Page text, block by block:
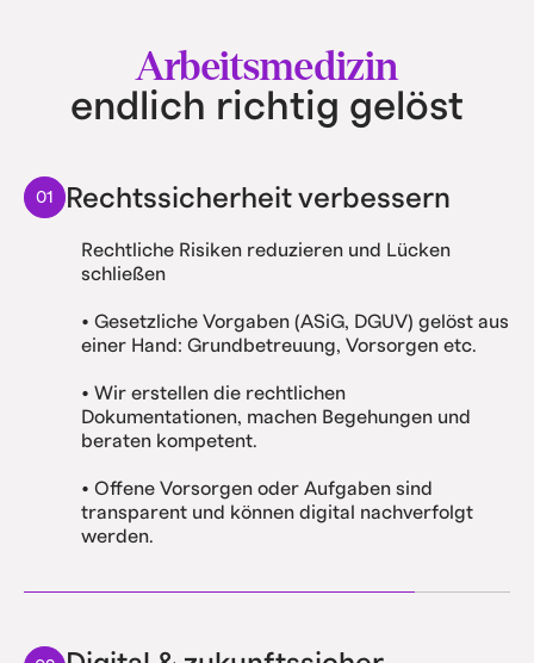
Arbeitsmedizin
endlich richtig gelöst
01 Rechtssicherheit verbessern
Rechtliche Risiken reduzieren und Lücken
schließen
• Gesetzliche Vorgaben (ASiG, DGUV) gelöst aus
einer Hand: Grundbetreuung, Vorsorgen etc.
• Wir erstellen die rechtlichen
Dokumentationen, machen Begehungen und
beraten kompetent.
• Offene Vorsorgen oder Aufgaben sind
transparent und können digital nachverfolgt
werden.